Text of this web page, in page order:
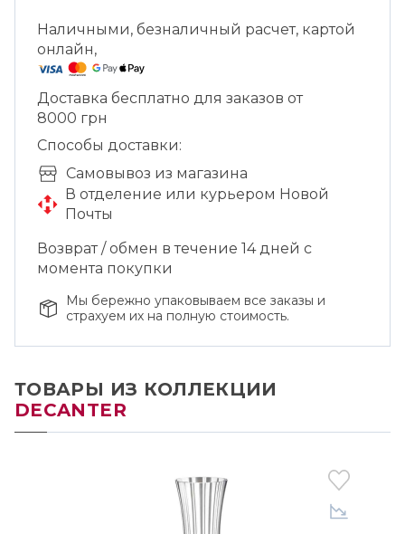
раскрыть свои ароматические и вкусовые
свойства. Также декантер применяют для
отделения осадка в зрелых винах, которые
выдерживались много лет. Мыть декантер
следует вручную.
Наличными, безналичный расчет, картой
онлайн,
Доставка бесплатно для заказов от
8000 грн
Способы доставки:
Cамовывоз из магазина
В отделение или курьером Новой
Почты
Возврат / обмен в течение 14 дней с
момента покупки
Мы бережно упаковываем все заказы и
страхуем их на полную стоимость.
ТОВАРЫ ИЗ КОЛЛЕКЦИИ
DECANTER